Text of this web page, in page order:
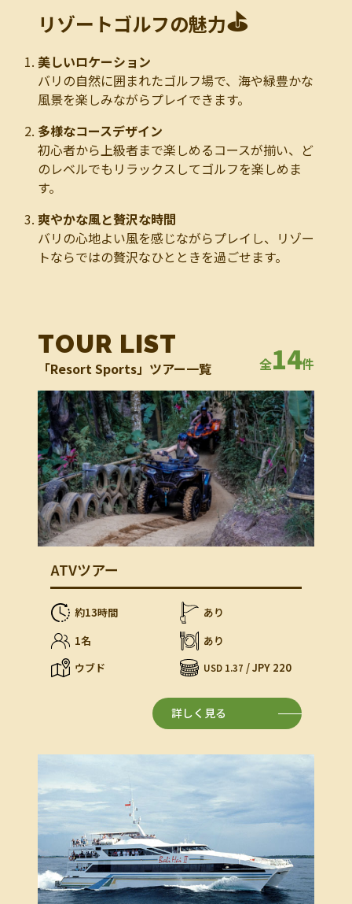
リゾートゴルフの魅力⛳
美しいロケーション
バリの自然に囲まれたゴルフ場で、海や緑豊かな
風景を楽しみながらプレイできます。
多様なコースデザイン
初心者から上級者まで楽しめるコースが揃い、ど
のレベルでもリラックスしてゴルフを楽しめま
す。
爽やかな風と贅沢な時間
バリの心地よい風を感じながらプレイし、リゾー
トならではの贅沢なひとときを過ごせます。
TOUR LIST
「Resort Sports」ツアー一覧 全14件
ATVツアー
約13時間
あり
1名
あり
ウブド
USD 1.37 / JPY 220
詳しく見る